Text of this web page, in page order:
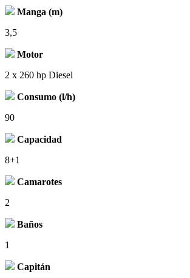
Manga (m)
3,5
Motor
2 x 260 hp Diesel
Consumo (l/h)
90
Capacidad
8+1
Camarotes
2
Baños
1
Capitán